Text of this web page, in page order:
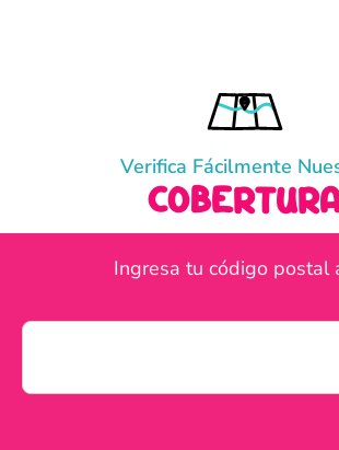
Verifica Fácilmente
Ingresa tu código postal